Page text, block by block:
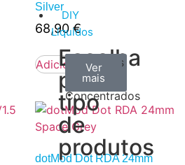
DIY
Líquidos
Escolha
por
tipo
de
produtos
Aromas
Concentrados
Ver
todos
Bases
Ver
mais
Accesorios
Ver
mais
Silver
68,90€
Adicionar
dotMod Dot RDA 24mm